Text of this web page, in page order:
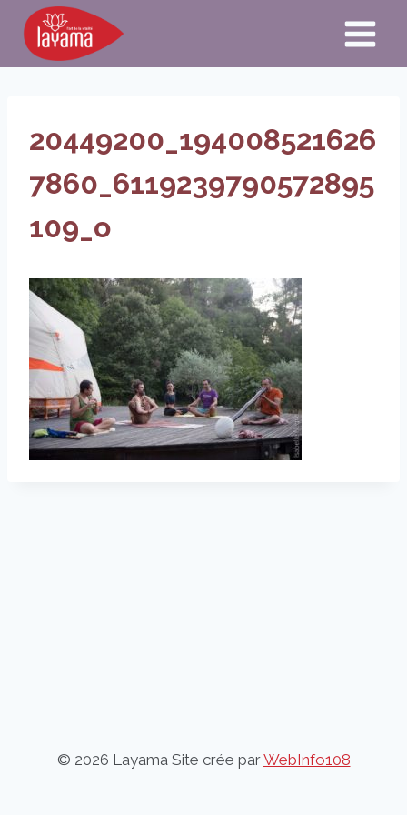
Aller
contenu
20449200_194008521626
7860_6119239790572895
109_o
© 2026 Layama Site crée parWebInfo108